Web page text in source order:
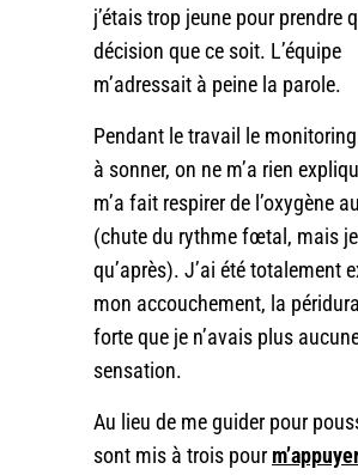
j’étais trop jeune pour prendre
décision que ce soit. L’équipe
m’adressait à peine la parole.
Pendant le travail le monitoring
à sonner, on ne m’a rien
m’a fait respirer de l’oxygène
(chute du rythme fœtal, mais je
qu’après). J’ai été totalement
mon accouchement, la
forte que je n’avais plus
sensation.
Au lieu de me guider pour
sont mis à trois pour